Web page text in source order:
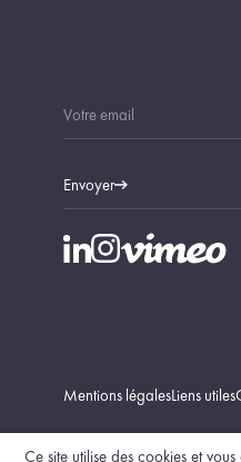
Envoyer
Mentions légalesLiens utiles
Ce site utilise des cookies et